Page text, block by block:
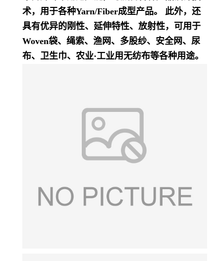
术，用于各种Yarn/Fiber成型产品。 此外，还
具有优异的刚性、延伸特性、放射性，可用于
Woven袋、绳索、渔网、多股纱、安全网、尿
布、卫生巾、农业·工业用无纺布等各种用途。